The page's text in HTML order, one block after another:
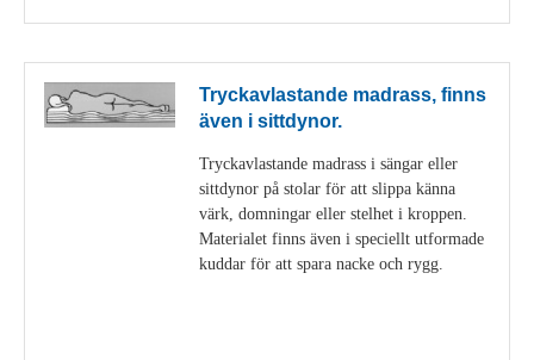
Tryckavlastande madrass, finns
även i sittdynor.
Tryckavlastande madrass i sängar eller
sittdynor på stolar för att slippa känna
värk, domningar eller stelhet i kroppen.
Materialet finns även i speciellt utformade
kuddar för att spara nacke och rygg.